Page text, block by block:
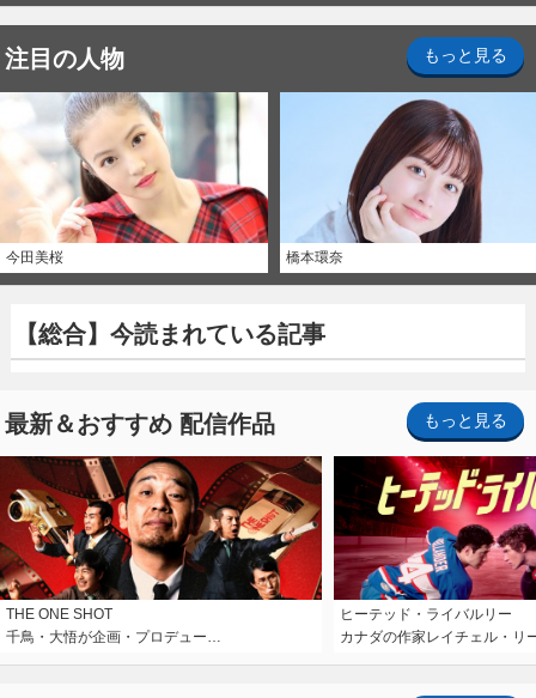
注目の人物 もっと見る
今田美桜 橋本環奈
【総合】今読まれている記事
最新＆おすすめ 配信作品 もっと見る
THE ONE SHOT
千鳥・大悟が企画・プロデュー…
ヒーテッド・ライバルリー
カナダの作家レイチェル・リ